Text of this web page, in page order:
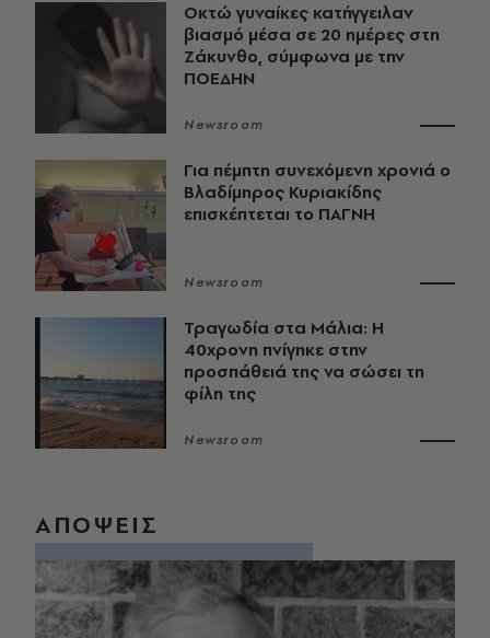
Οκτώ γυναίκες κατήγγειλαν
βιασμό μέσα σε 20 ημέρες στη
Ζάκυνθο, σύμφωνα με την
ΠΟΕΔΗΝ
Newsroom
Για πέμπτη συνεχόμενη χρονιά ο
Βλαδίμηρος Κυριακίδης
επισκέπτεται το ΠΑΓΝΗ
Newsroom
Τραγωδία στα Μάλια: Η
40χρονη πνίγηκε στην
προσπάθειά της να σώσει τη
φίλη της
Newsroom
ΑΠΟΨΕΙΣ